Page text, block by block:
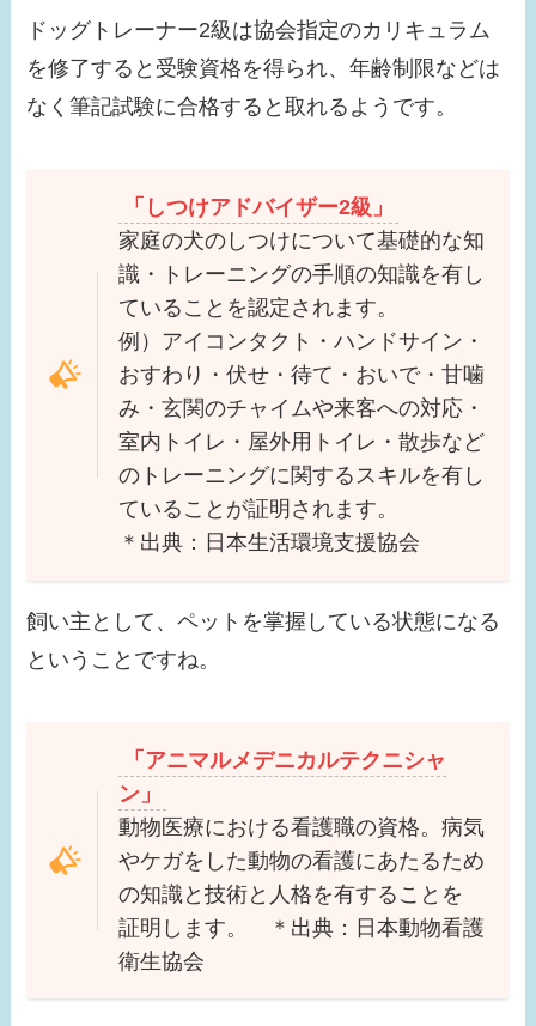
ドッグトレーナー2級は協会指定のカリキュラム
を修了すると受験資格を得られ、年齢制限などは
なく筆記試験に合格すると取れるようです。
「しつけアドバイザー2級」
家庭の犬のしつけについて基礎的な知
識・トレーニングの手順の知識を有し
ていることを認定されます。
例）アイコンタクト・ハンドサイン・
おすわり・伏せ・待て・おいで・甘噛
み・玄関のチャイムや来客への対応・
室内トイレ・屋外用トイレ・散歩など
のトレーニングに関するスキルを有し
ていることが証明されます。
＊出典：日本生活環境支援協会
飼い主として、ペットを掌握している状態になる
ということですね。
「アニマルメデニカルテクニシャ
ン」
動物医療における看護職の資格。病気
やケガをした動物の看護にあたるため
の知識と技術と人格を有することを
証明します。 ＊出典：日本動物看護
衛生協会